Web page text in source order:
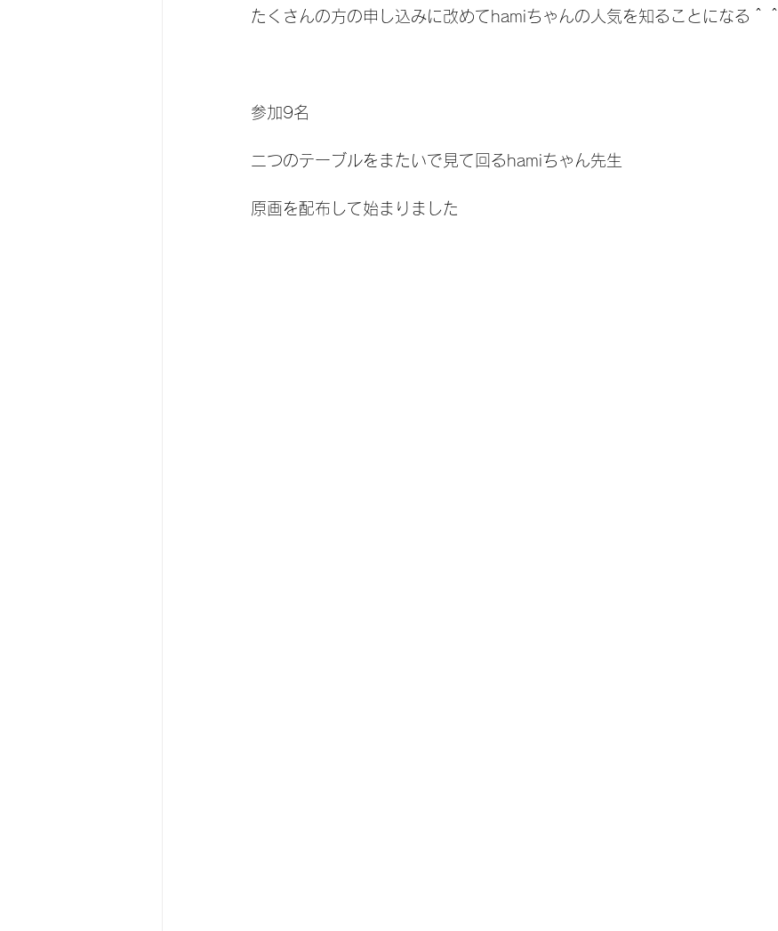
たくさんの方の申し込みに改めてhamiちゃんの人気を知ることになる＾＾
参加9名
二つのテーブルをまたいで見て回るhamiちゃん先生
原画を配布して始まりました